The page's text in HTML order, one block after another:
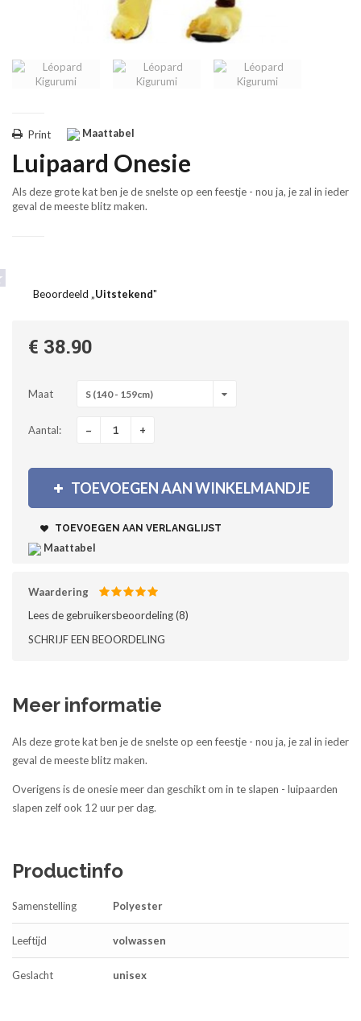
Maattabel
Print
Luipaard Onesie
Als deze grote kat ben je de snelste op een feestje - nou ja, je zal in ieder
geval de meeste blitz maken.
Beoordeeld „Uitstekend"
€ 38.90
Maat S (140 - 159cm)
Aantal: - +
TOEVOEGEN AAN WINKELMANDJE
TOEVOEGEN AAN VERLANGLIJST
Maattabel
Waardering
Lees de gebruikersbeoordeling (8)‎
SCHRIJF EEN BEOORDELING
Meer informatie
Als deze grote kat ben je de snelste op een feestje - nou ja, je zal in ieder
geval de meeste blitz maken.
Overigens is de onesie meer dan geschikt om in te slapen - luipaarden
slapen zelf ook 12 uur per dag.
Productinfo
Samenstelling Polyester
Leeftijd volwassen
Geslacht unisex